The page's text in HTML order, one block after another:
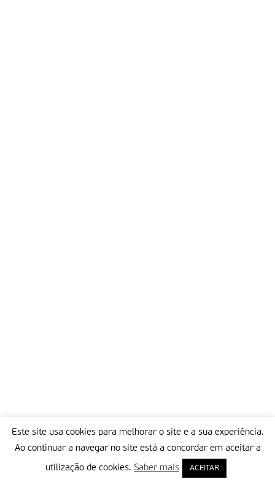
Este site usa cookies para melhorar o site e a sua experiência.
Ao continuar a navegar no site está a concordar em aceitar a
utilização de cookies. Saber mais ACEITAR